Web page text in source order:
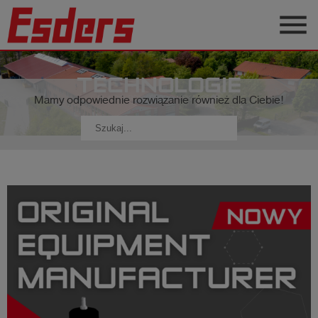
Blog
nas
Produkty
Polski
account_circle
menu
Mamy odpowiednie rozwiązanie również dla Ciebie!